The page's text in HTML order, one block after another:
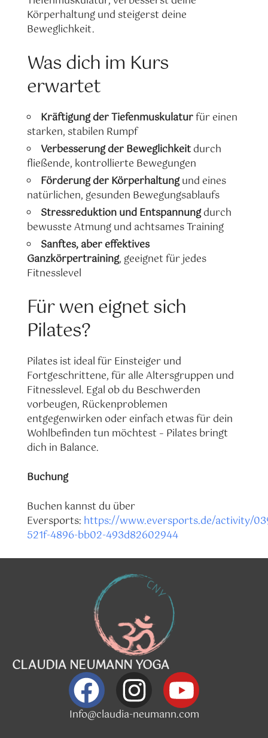
Körperhaltung und steigerst deine
Beweglichkeit.
Was dich im Kurs
erwartet
Kräftigung der Tiefenmuskulaturfür einen
starken, stabilen Rumpf
Verbesserung der Beweglichkeitdurch
fließende, kontrollierte Bewegungen
Förderung der Körperhaltungund eines
natürlichen, gesunden Bewegungsablaufs
Stressreduktion und Entspannungdurch
bewusste Atmung und achtsames Training
Sanftes, aber effektives
Ganzkörpertraining, geeignet für jedes
Fitnesslevel
Für wen eignet sich
Pilates?
Pilates ist ideal für Einsteiger und
Fortgeschrittene, für alle Altersgruppen und
Fitnesslevel. Egal ob du Beschwerden
vorbeugen, Rückenproblemen
entgegenwirken oder einfach etwas für dein
Wohlbefinden tun möchtest – Pilates bringt
dich in Balance.
Buchung
Buchen kannst du über
Eversports: https://www.eversports.de/activity/
521f-4896-bb02-493d82602944
CLAUDIA NEUMANN YOGA
Info@claudia-neumann.com